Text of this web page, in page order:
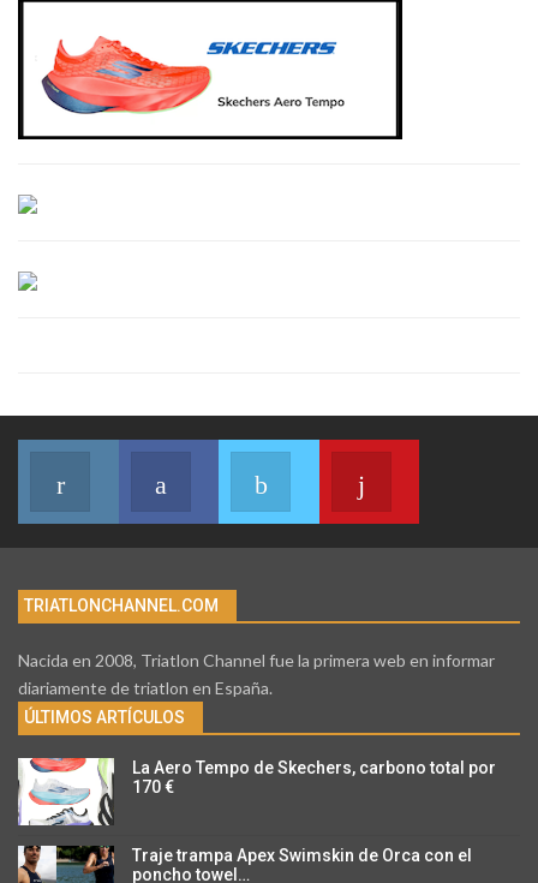
Join us on InstagramJoin us on FacebookJoin us on Twitter
TRIATLONCHANNEL.COM
Nacida en 2008, Triatlon Channel fue la primera web en informar
diariamente de triatlon en España.
ÚLTIMOS ARTÍCULOS
La Aero Tempo de Skechers, carbono total por
170 €
Traje trampa Apex Swimskin de Orca con el
poncho towel…